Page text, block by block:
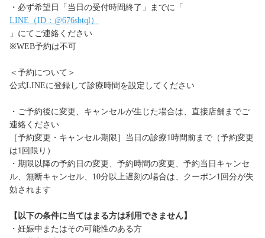
・必ず希望日「当日の受付時間終了」までに「
LINE（ID：@676sbtql）
」にてご連絡ください
※WEB予約は不可
＜予約について＞
公式LINEに登録して診療時間を設定してください
・ご予約後に変更、キャンセルが生じた場合は、直接店舗までご
連絡ください
［予約変更・キャンセル期限］当日の診療1時間前まで（予約変更
は1回限り）
・期限以降の予約日の変更、予約時間の変更、予約当日キャンセ
ル、無断キャンセル、10分以上遅刻の場合は、クーポン1回分が失
効されます
【以下の条件に当てはまる方は利用できません】
・妊娠中またはその可能性のある方